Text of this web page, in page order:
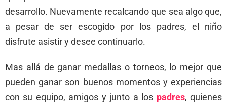
desarrollo. Nuevamente recalcando que sea algo que,
a pesar de ser escogido por los padres, el niño
disfrute asistir y desee continuarlo.
Mas allá de ganar medallas o torneos, lo mejor que
pueden ganar son buenos momentos y experiencias
con su equipo, amigos y junto a los padres, quienes